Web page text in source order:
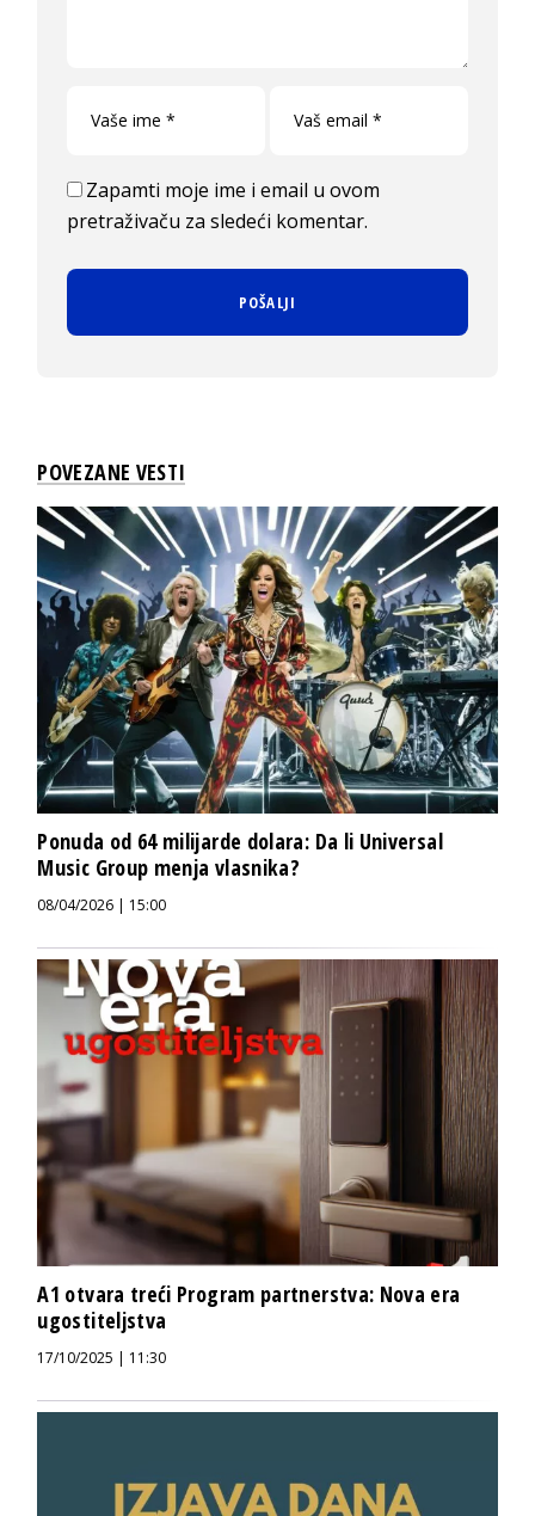
Zapamti moje ime i email u ovom
pretraživaču za sledeći komentar.
POVEZANE VESTI
Ponuda od 64 milijarde dolara: Da li Universal
Music Group menja vlasnika?
08/04/2026 | 15:00
A1 otvara treći Program partnerstva: Nova era
ugostiteljstva
17/10/2025 | 11:30